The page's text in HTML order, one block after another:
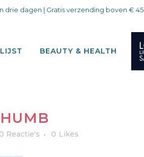
drie dagen | Gratis verzending boven € 45
BEAUTY & HEALTH
0 Reactie's 0 Likes